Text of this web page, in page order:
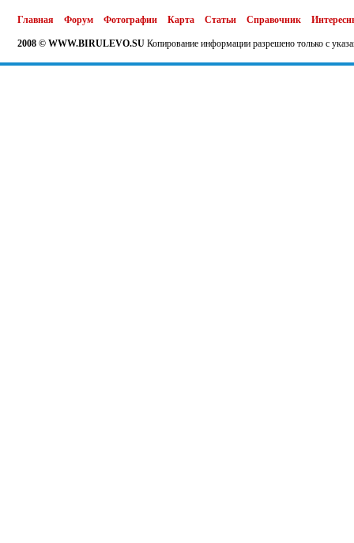
Главная Форум Фотографии Карта Статьи Справочник
2008 © WWW.BIRULEVO.SU Копирование информации разрешено только с